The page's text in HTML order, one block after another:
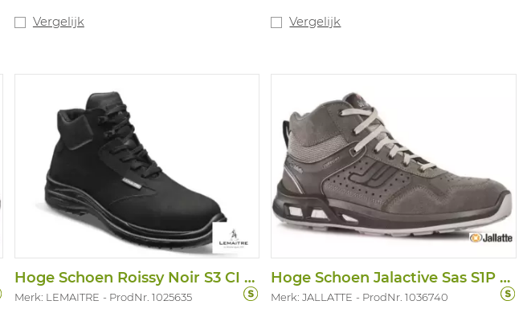
de gewichtsverdeling, vermindert
gekeurd. Maten: 35-48.
Vergelijk Vergelijk
Hoge Schoen Roissy Noir S3 CI SRC
Merk: LEMAITRE ProdNr. 1025635
Hoge Schoen Jalactive Sas S1P CI SRC
Merk: JALLATTE ProdNr. 1036740